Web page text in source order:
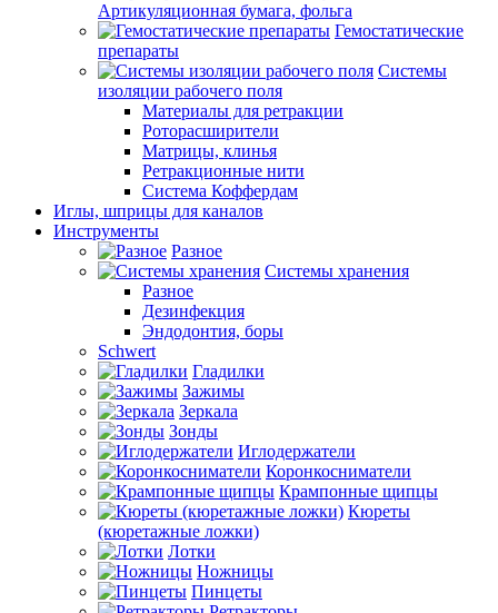
Артикуляционная бумага, фольга
Гемостатические
препараты
Системы
изоляции рабочего поля
Материалы для ретракции
Роторасширители
Матрицы, клинья
Ретракционные нити
Система Коффердам
Иглы, шприцы для каналов
Инструменты
Разное
Системы хранения
Разное
Дезинфекция
Эндодонтия, боры
Schwert
Гладилки
Зажимы
Зеркала
Зонды
Иглодержатели
Коронкосниматели
Крампонные щипцы
Кюреты
(кюретажные ложки)
Лотки
Ножницы
Пинцеты